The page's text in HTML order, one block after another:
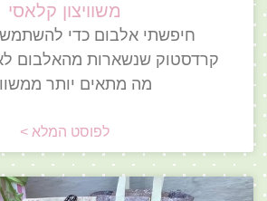
משוויצון קלאסי
חיפשתי אלבום כדי
קרדסטוק שנשארות מהאלבום
מה מתאים יותר
לפוסט המלא >